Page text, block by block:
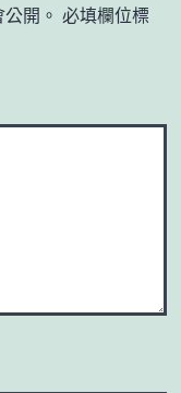
開。 必填欄位標